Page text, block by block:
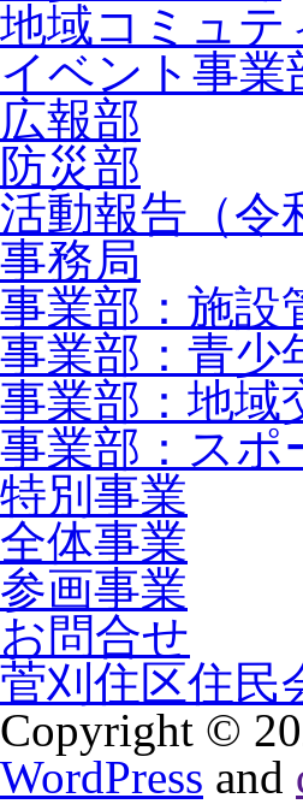
地域コミュテ
イベント事業
広報部
防災部
活動報告（令
事務局
事業部：施設
事業部：青少
事業部：地域
事業部：スポ
特別事業
全体事業
参画事業
お問合せ
菅刈住区住民
Copyright ©
WordPress and